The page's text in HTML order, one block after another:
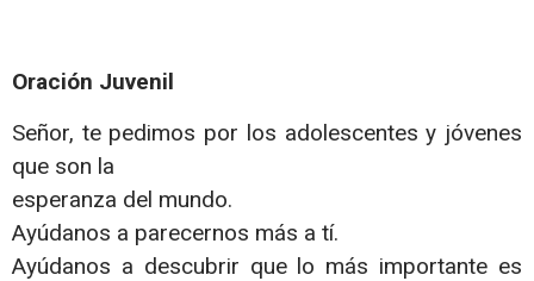
Oración Juvenil
Señor, te pedimos por los adolescentes y jóvenes
que son la
esperanza del mundo.
Ayúdanos a parecernos más a tí.
Ayúdanos a descubrir que lo más importante es